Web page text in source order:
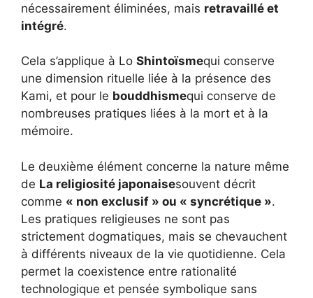
nécessairement éliminées, mais retravaillé et
intégré.
Cela s’applique à Lo Shintoïsmequi conserve
une dimension rituelle liée à la présence des
Kami, et pour le bouddhismequi conserve de
nombreuses pratiques liées à la mort et à la
mémoire.
Le deuxième élément concerne la nature même
de La religiosité japonaisesouvent décrit
comme « non exclusif » ou « syncrétique ».
Les pratiques religieuses ne sont pas
strictement dogmatiques, mais se chevauchent
à différents niveaux de la vie quotidienne. Cela
permet la coexistence entre rationalité
technologique et pensée symbolique sans